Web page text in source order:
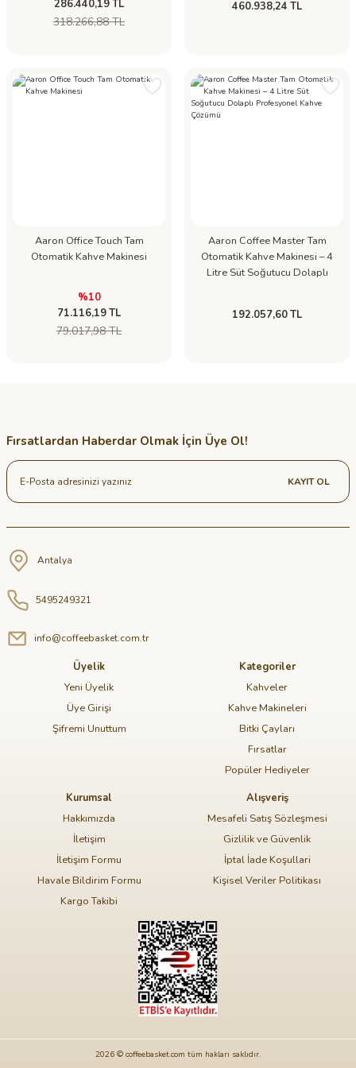
286.440,19 TL
318.266,88 TL
460.938,24 TL
Aaron Office Touch Tam
Otomatik Kahve Makinesi
%10
71.116,19 TL
79.017,98 TL
Aaron Coffee Master Tam
Otomatik Kahve Makinesi – 4
Litre Süt Soğutucu Dolaplı
192.057,60 TL
Fırsatlardan Haberdar Olmak İçin Üye Ol!
KAYIT OL
Antalya
5495249321
info@coffeebasket.com.tr
Üyelik
Yeni Üyelik
Üye Girişi
Şifremi Unuttum
Kategoriler
Kahveler
Kahve Makineleri
Bitki Çayları
Fırsatlar
Popüler Hediyeler
Kurumsal
Hakkımızda
İletişim
İletişim Formu
Havale Bildirim Formu
Kargo Takibi
Alışveriş
Mesafeli Satış Sözleşmesi
Gizlilik ve Güvenlik
İptal İade Koşullari
Kişisel Veriler Politikası
2026 © coffeebasket.com tüm hakları saklıdır.